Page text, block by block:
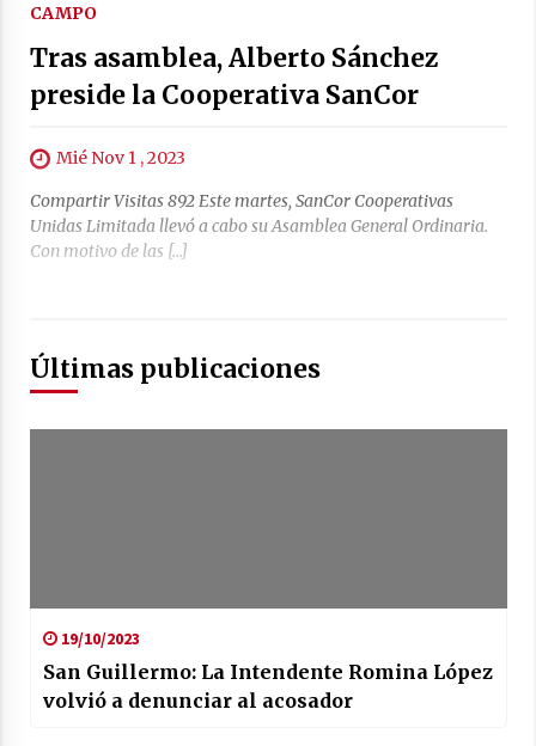
CAMPO
Tras asamblea, Alberto Sánchez
preside la Cooperativa SanCor
Mié Nov 1 , 2023
Compartir Visitas 892 Este martes, SanCor Cooperativas
Unidas Limitada llevó a cabo su Asamblea General Ordinaria.
Con motivo de las […]
Últimas publicaciones
19/10/2023
San Guillermo: La Intendente Romina López
volvió a denunciar al acosador